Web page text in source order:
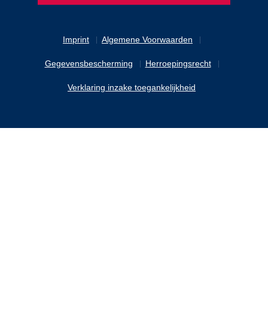
Imprint Algemene Voorwaarden
Gegevensbescherming Herroepingsrecht
Verklaring inzake toegankelijkheid